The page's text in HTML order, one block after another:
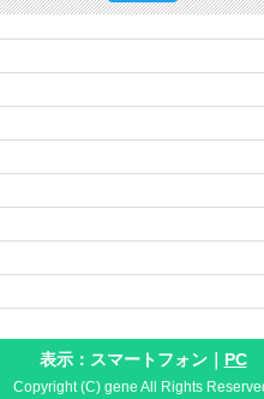
表示：スマートフォン｜ PC
Copyright (C) gene All Rights